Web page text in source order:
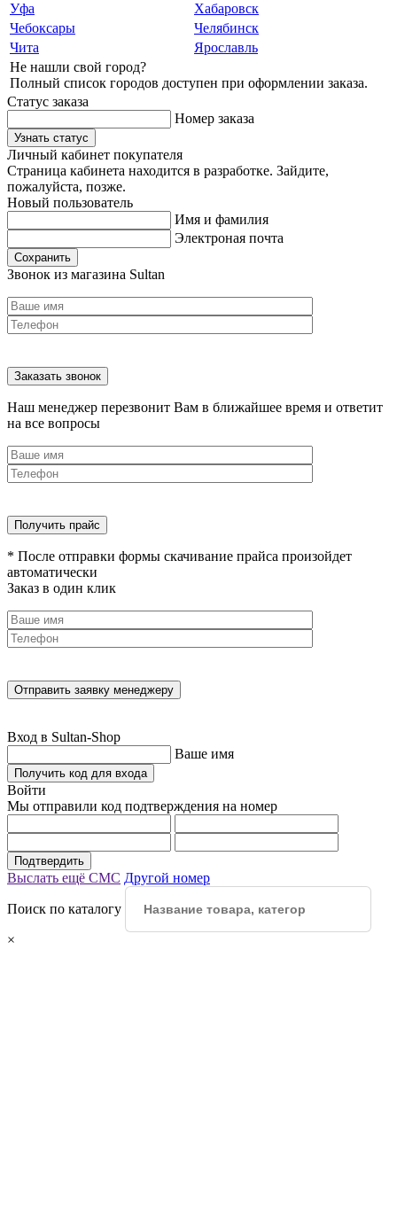
Уфа
Хабаровск
Чебоксары
Челябинск
Чита
Ярославль
Не нашли свой город?
Полный список городов доступен при оформлении заказа.
Статус заказа
Номер заказа
Узнать статус
Личный кабинет покупателя
Страница кабинета находится в разработке. Зайдите,
пожалуйста, позже.
Новый пользователь
Имя и фамилия
Электроная почта
Сохранить
Звонок из магазина Sultan
Наш менеджер перезвонит Вам в ближайшее время и ответит
на все вопросы
* После отправки формы скачивание прайса произойдет
автоматически
Заказ в один клик
Вход в Sultan-Shop
Ваше имя
Получить код для входа
Войти
Мы отправили код подтверждения на номер
Подтвердить
Выслать ещё СМС Другой номер
Поиск по каталогу
×